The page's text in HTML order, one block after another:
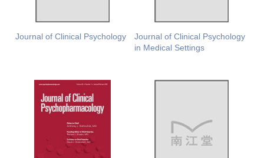
Journal of Clinical Psychology
Journal of Clinical Psychology
in Medical Settings